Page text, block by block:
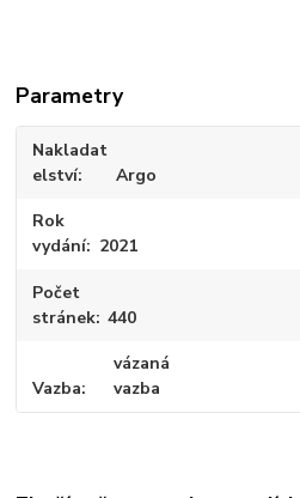
Parametry
Nakladat
elství
Argo
Rok
vydání
2021
Počet
stránek 440
Vazba
vázaná
vazba